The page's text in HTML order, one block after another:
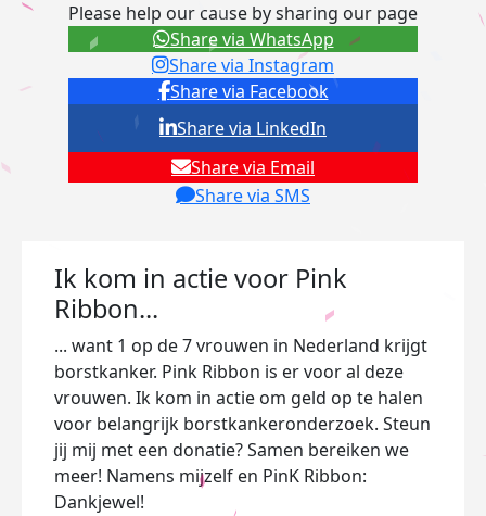
Please help our cause by sharing our page
Share via Facebook
Share via Instagram
Share via Email
Share via SMS
Share via LinkedIn
Share via WhatsApp
Ik kom in actie voor Pink
Ribbon...
... want 1 op de 7 vrouwen in Nederland krijgt
borstkanker. Pink Ribbon is er voor al deze
vrouwen. Ik kom in actie om geld op te halen
voor belangrijk borstkankeronderzoek. Steun
jij mij met een donatie? Samen bereiken we
meer! Namens mijzelf en PinK Ribbon:
Dankjewel!